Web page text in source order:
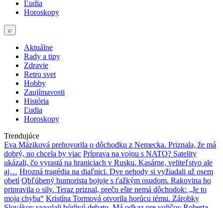
Ľudia
Horoskopy
⌕
Aktuálne
Rady a tipy
Zdravie
Retro svet
Hobby
Zaujímavosti
História
Ľudia
Horoskopy
Trendujúce
Eva Máziková prehovorila o dôchodku z Nemecka. Priznala, že má
dobrý, no chcela by viac Príprava na vojnu s NATO? Satelity
ukázali, čo vyrastá na hraniciach v Rusku. Kasárne, veliteľstvo ale
aj… Hrozná tragédia na diaľnici. Dve nehody si vyžiadali až osem
obetí Obľúbený humorista bojuje s ťažkým osudom. Rakovina ho
pripravila o sily. Teraz priznal, prečo ešte nemá dôchodok: „Je to
moja chyba“ Kristína Tormová otvorila horúcu tému. Zárobky